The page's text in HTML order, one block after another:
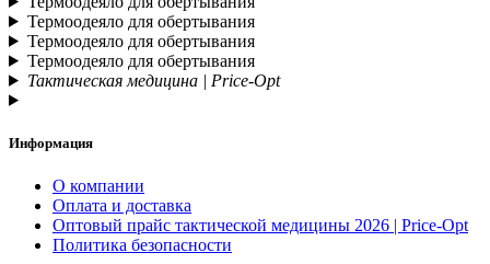
Термоодеяло для обертывания
Термоодеяло для обертывания
Термоодеяло для обертывания
Тактическая медицина | Price-Opt
Информация
О компании
Оплата и доставка
Оптовый прайс тактической медицины 2026 | Price-Opt
Политика безопасности